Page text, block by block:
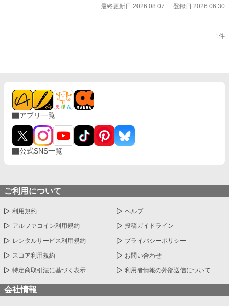
最終更新日 2026.08.07
登録日 2026.06.30
1件
アプリ一覧
公式SNS一覧
ご利用について
利用規約 ヘルプ
アルファコイン利用規約 投稿ガイドライン
レンタルサービス利用規約 プライバシーポリシー
スコア利用規約 お問い合わせ
特定商取引法に基づく表示 利用者情報の外部送信について
会社情報